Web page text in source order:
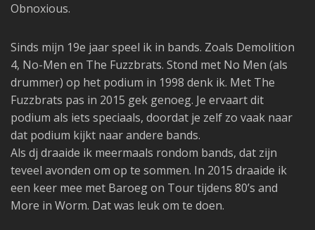
Obnoxious.
Sinds mijn 19e jaar speel ik in bands. Zoals Demolition
4, No-Men en The Fuzzbrats. Stond met No Men (als
drummer) op het podium in 1998 denk ik. Met The
Fuzzbrats pas in 2015 gek genoeg. Je ervaart dit
podium als iets speciaals, doordat je zelf zo vaak naar
dat podium kijkt naar andere bands.
Als dj draaide ik meermaals rondom bands, dat zijn
teveel avonden om op te sommen. In 2015 draaide ik
een keer mee met Baroeg on Tour tijdens 80’s and
More in Worm. Dat was leuk om te doen.